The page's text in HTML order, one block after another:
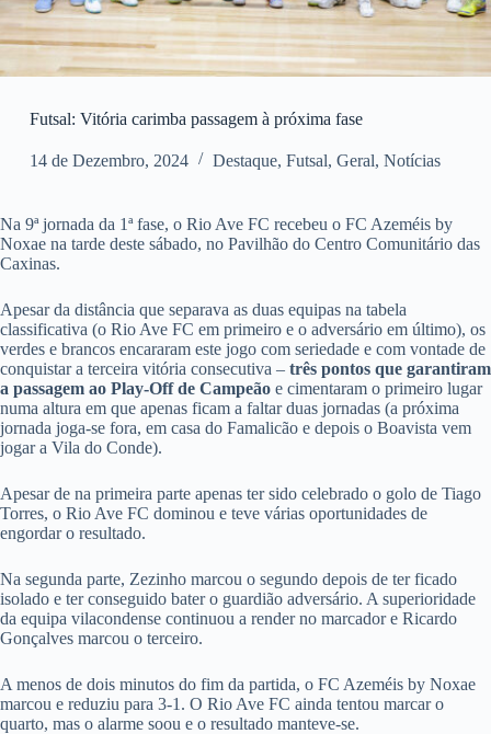
Futsal: Vitória carimba passagem à próxima fase
14 de Dezembro, 2024 Destaque, Futsal, Geral, Notícias
Na 9ª jornada da 1ª fase, o Rio Ave FC recebeu o FC Azeméis by
Noxae na tarde deste sábado, no Pavilhão do Centro Comunitário das
Caxinas.
Apesar da distância que separava as duas equipas na tabela
classificativa (o Rio Ave FC em primeiro e o adversário em último), os
verdes e brancos encararam este jogo com seriedade e com vontade de
conquistar a terceira vitória consecutiva – três pontos que garantiram
a passagem ao Play-Off de Campeão e cimentaram o primeiro lugar
numa altura em que apenas ficam a faltar duas jornadas (a próxima
jornada joga-se fora, em casa do Famalicão e depois o Boavista vem
jogar a Vila do Conde).
Apesar de na primeira parte apenas ter sido celebrado o golo de Tiago
Torres, o Rio Ave FC dominou e teve várias oportunidades de
engordar o resultado.
Na segunda parte, Zezinho marcou o segundo depois de ter ficado
isolado e ter conseguido bater o guardião adversário. A superioridade
da equipa vilacondense continuou a render no marcador e Ricardo
Gonçalves marcou o terceiro.
A menos de dois minutos do fim da partida, o FC Azeméis by Noxae
marcou e reduziu para 3-1. O Rio Ave FC ainda tentou marcar o
quarto, mas o alarme soou e o resultado manteve-se.